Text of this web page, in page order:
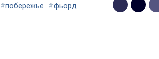
#побережье #фьорд